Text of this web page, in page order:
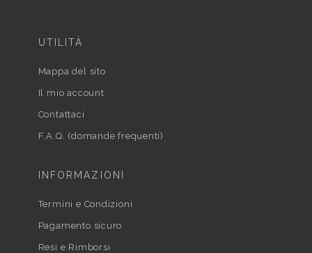
UTILITÀ
Mappa del sito
Il mio account
Contattaci
F.A.Q. (domande frequenti)
INFORMAZIONI
Termini e Condizioni
Pagamento sicuro
Resi e Rimborsi